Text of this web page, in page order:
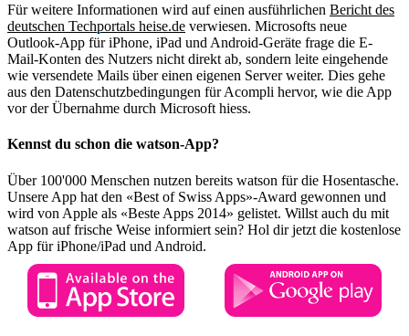
Für weitere Informationen wird auf einen ausführlichen Bericht des
deutschen Techportals heise.de verwiesen. Microsofts neue
Outlook-App für iPhone, iPad und Android-Geräte frage die E-
Mail-Konten des Nutzers nicht direkt ab, sondern leite eingehende
wie versendete Mails über einen eigenen Server weiter. Dies gehe
aus den Datenschutzbedingungen für Acompli hervor, wie die App
vor der Übernahme durch Microsoft hiess.
Kennst du schon die watson-App?
Über 100'000 Menschen nutzen bereits watson für die Hosentasche.
Unsere App hat den «Best of Swiss Apps»-Award gewonnen und
wird von Apple als «Beste Apps 2014» gelistet. Willst auch du mit
watson auf frische Weise informiert sein? Hol dir jetzt die kostenlose
App für iPhone/iPad und Android.